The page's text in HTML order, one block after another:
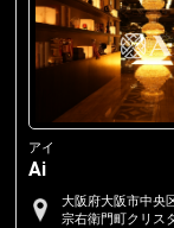
アイ
Ai
大阪府大阪市中央
宗右衛門町クリス